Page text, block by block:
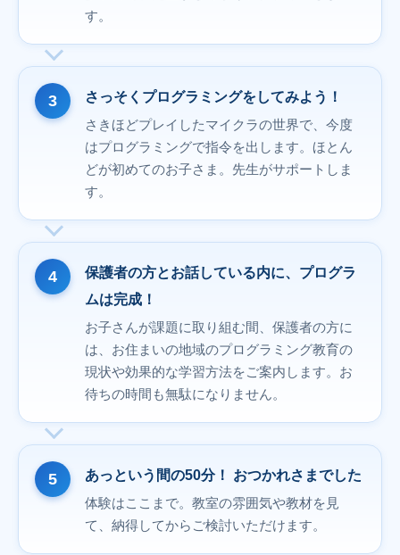
す。
さっそくプログラミングをしてみよう！
さきほどプレイしたマイクラの世界で、今度
はプログラミングで指令を出します。ほとん
どが初めてのお子さま。先生がサポートしま
す。
保護者の方とお話している内に、プログラ
ムは完成！
お子さんが課題に取り組む間、保護者の方に
は、お住まいの地域のプログラミング教育の
現状や効果的な学習方法をご案内します。お
待ちの時間も無駄になりません。
あっという間の50分！ おつかれさまでした
体験はここまで。教室の雰囲気や教材を見
て、納得してからご検討いただけます。